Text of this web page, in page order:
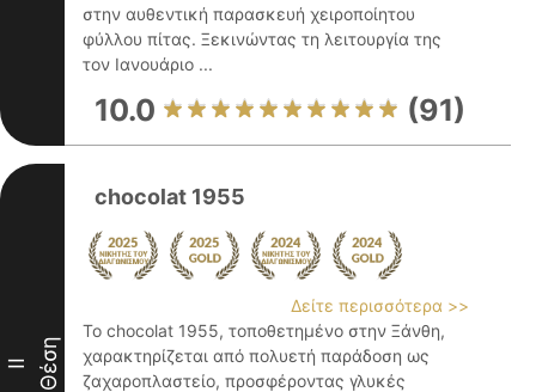
στην αυθεντική παρασκευή χειροποίητου
φύλλου πίτας. Ξεκινώντας τη λειτουργία της
τον Ιανουάριο ...
10.0 (91)
II Θέση
chocolat 1955
Δείτε περισσότερα >>
Το chocolat 1955, τοποθετημένο στην Ξάνθη,
χαρακτηρίζεται από πολυετή παράδοση ως
ζαχαροπλαστείο, προσφέροντας γλυκές